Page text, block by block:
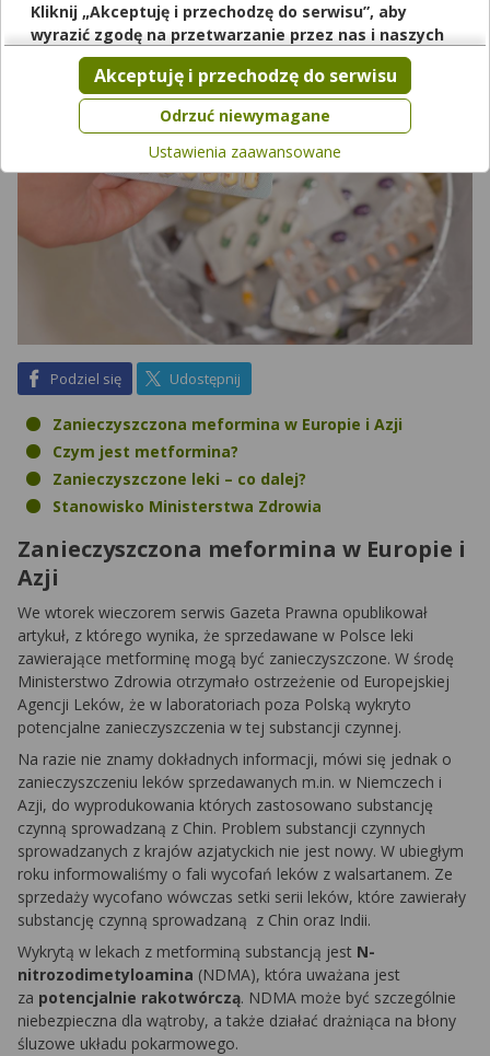
Podziel sięna FacebookUdostępnij
Zanieczyszczona meformina w Europie i Azji
Czym jest metformina?
Zanieczyszczone leki – co dalej?
Stanowisko Ministerstwa Zdrowia
Zanieczyszczona meformina w Europie i
Azji
We wtorek wieczorem serwis Gazeta Prawna opublikował
artykuł, z którego wynika, że sprzedawane w Polsce leki
zawierające metforminę mogą być zanieczyszczone. W środę
Ministerstwo Zdrowia otrzymało ostrzeżenie od Europejskiej
Agencji Leków, że w laboratoriach poza Polską wykryto
potencjalne zanieczyszczenia w tej substancji czynnej.
Na razie nie znamy dokładnych informacji, mówi się jednak o
zanieczyszczeniu leków sprzedawanych m.in. w Niemczech i
Azji, do wyprodukowania których zastosowano substancję
czynną sprowadzaną z Chin. Problem substancji czynnych
sprowadzanych z krajów azjatyckich nie jest nowy. W ubiegłym
roku informowaliśmy o fali wycofań leków z walsartanem. Ze
sprzedaży wycofano wówczas setki serii leków, które zawierały
substancję czynną sprowadzaną z Chin oraz Indii.
Wykrytą w lekach z metforminą substancją jest N-
nitrozodimetyloamina (NDMA), która uważana jest
za potencjalnie rakotwórczą. NDMA może być szczególnie
niebezpieczna dla wątroby, a także działać drażniąca na błony
śluzowe układu pokarmowego.
Kliknij „Akceptuję i przechodzę do serwisu”, aby
wyrazić zgodę na przetwarzanie przez nas i naszych
partnerów Twoich danych w powyższych celach.
Pamiętaj, że wyrażenie zgody jest dobrowolne, a wyrażoną
zgodę możesz w każdej chwili cofnąć, możesz też wycofać
zgodę na przetwarzanie Twoich danych tylko w niektórych
celach. Jeżeli chcesz dowiedzieć się więcej lub chcesz
przeprowadzić konfigurację szczegółową, to możesz tego
dokonać za pomocą „Ustawień zaawansowanych”.
Więcej informacji na temat wykorzystywania narzędzi
zewnętrznych w naszym serwisie znajdziesz w Regulaminie
Odrzuć niewymagane
Akceptuję i przechodzę do serwisu
Ustawienia zaawansowane